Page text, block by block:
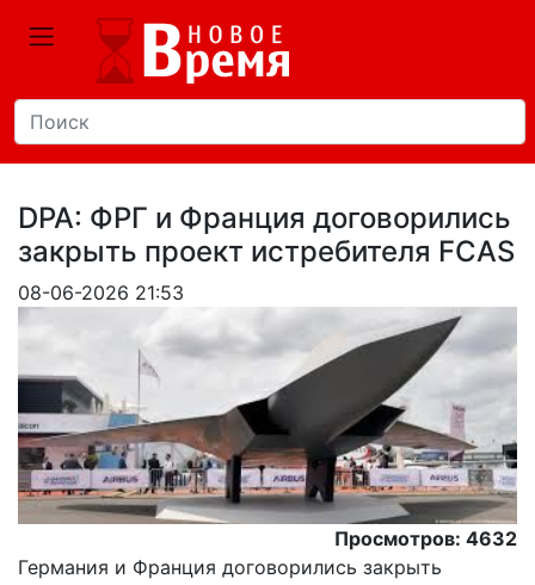
DPA: ФРГ и Франция договорились
закрыть проект истребителя FCAS
08-06-2026 21:53
Просмотров: 4632
Германия и Франция договорились закрыть